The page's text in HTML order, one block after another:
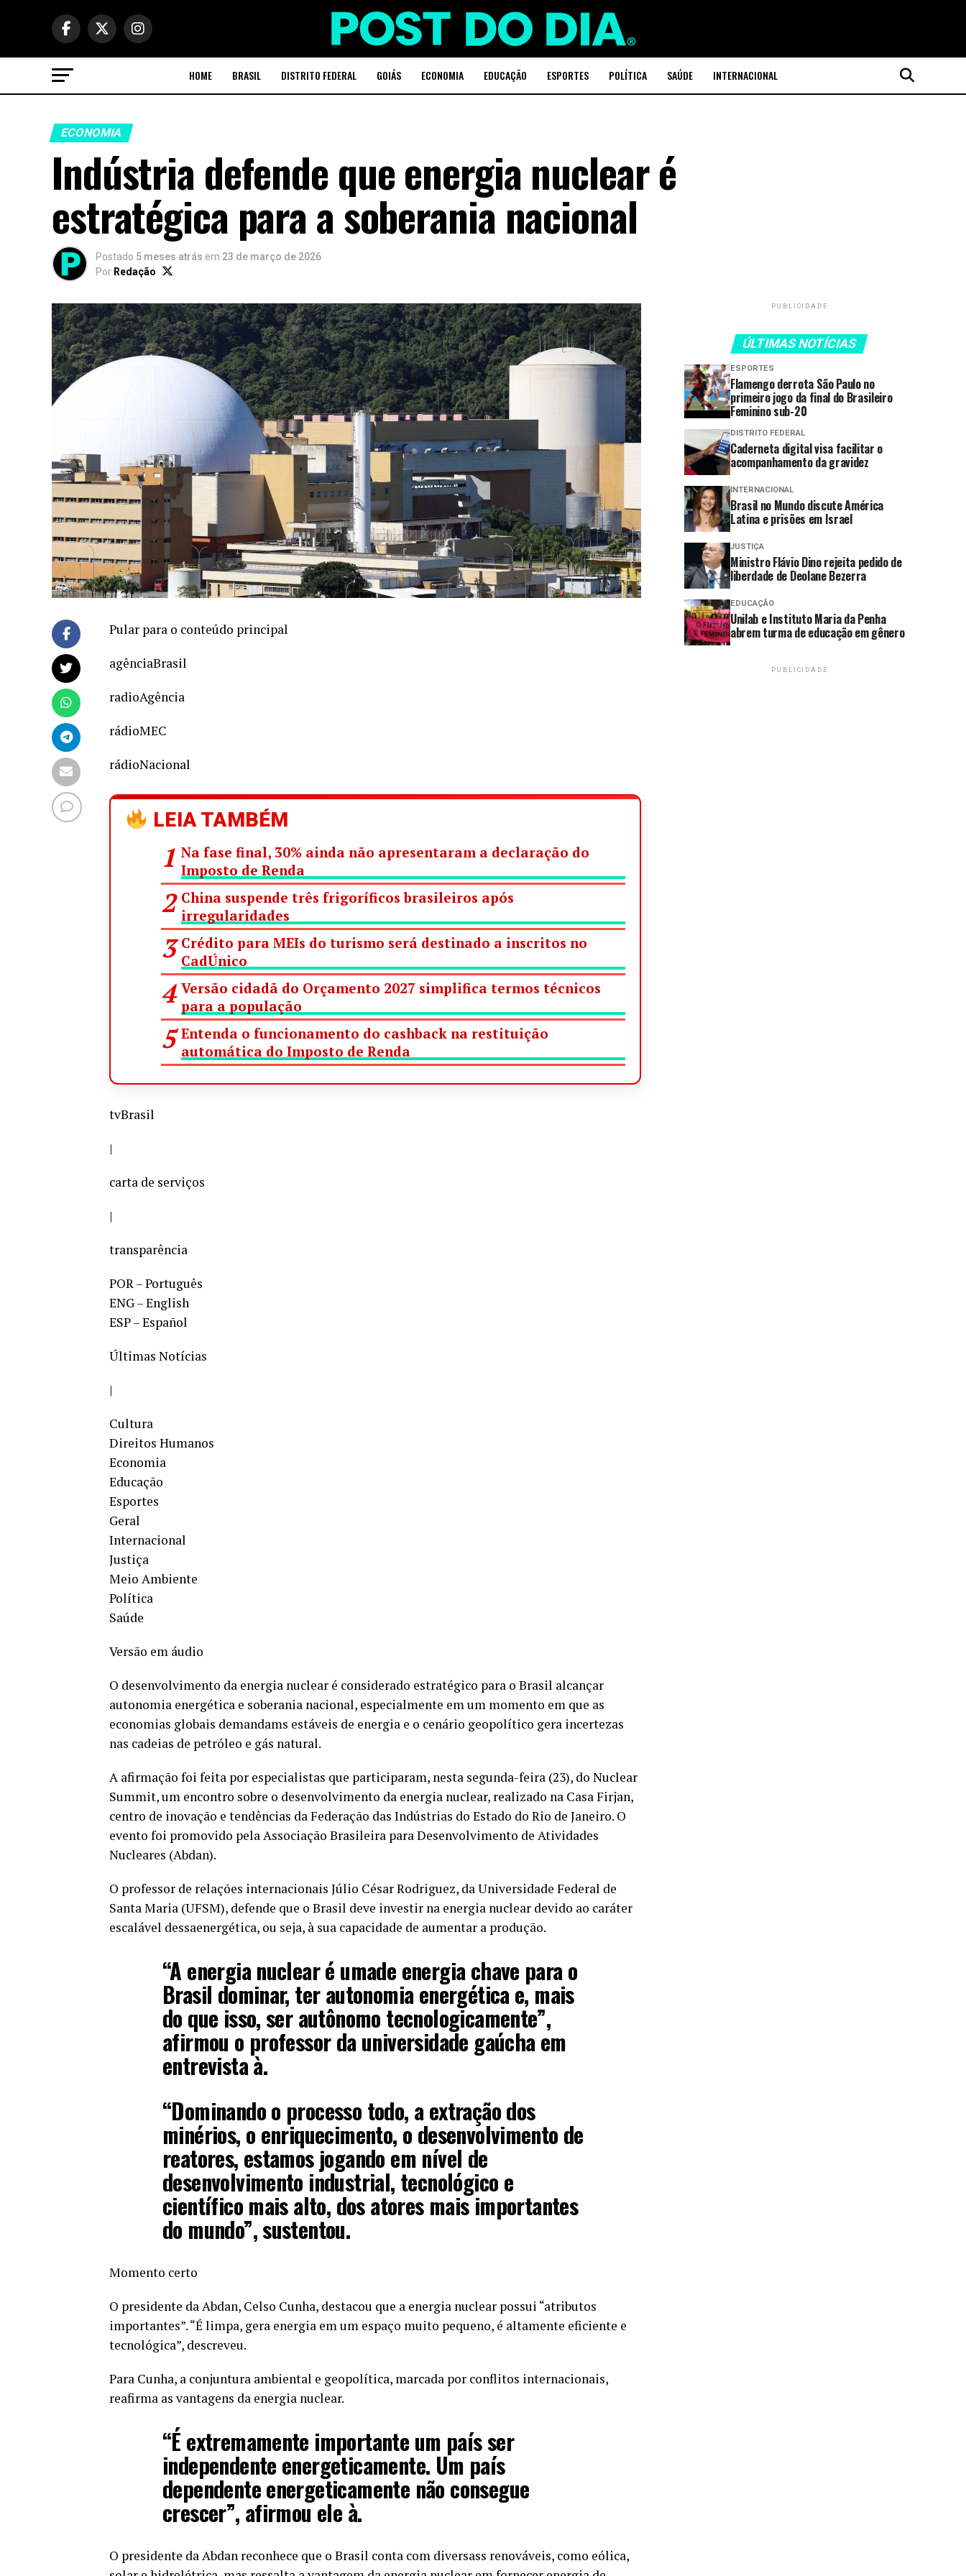
HOME BRASIL DISTRITO FEDERAL GOIÁS ECONOMIA EDUCAÇÃO ESPORTES POLÍTICA SAÚDE INTERNACIONAL
ECONOMIA
Indústria defende que energia nuclear é
estratégica para a soberania nacional
Postado 5 meses atrás em 23 de março de 2026
Por Redação
Pular para o conteúdo principal
agênciaBrasil
radioAgência
rádioMEC
rádioNacional
LEIA TAMBÉM
Na fase final, 30% ainda não apresentaram a declaração do
Imposto de Renda
China suspende três frigoríficos brasileiros após
irregularidades
Crédito para MEIs do turismo será destinado a inscritos no
CadÚnico
Versão cidadã do Orçamento 2027 simplifica termos técnicos
para a população
Entenda o funcionamento do cashback na restituição
automática do Imposto de Renda
tvBrasil
|
carta de serviços
|
transparência
POR – Português
ENG – English
ESP – Español
Últimas Notícias
|
Cultura
Direitos Humanos
Economia
Educação
Esportes
Geral
Internacional
Justiça
Meio Ambiente
Política
Saúde
Versão em áudio
O desenvolvimento da energia nuclear é considerado estratégico para o Brasil alcançar
autonomia energética e soberania nacional, especialmente em um momento em que as
economias globais demandams estáveis de energia e o cenário geopolítico gera incertezas
nas cadeias de petróleo e gás natural.
A afirmação foi feita por especialistas que participaram, nesta segunda-feira (23), do Nuclear
Summit, um encontro sobre o desenvolvimento da energia nuclear, realizado na Casa Firjan,
centro de inovação e tendências da Federação das Indústrias do Estado do Rio de Janeiro. O
evento foi promovido pela Associação Brasileira para Desenvolvimento de Atividades
Nucleares (Abdan).
O professor de relações internacionais Júlio César Rodriguez, da Universidade Federal de
Santa Maria (UFSM), defende que o Brasil deve investir na energia nuclear devido ao caráter
escalável dessaenergética, ou seja, à sua capacidade de aumentar a produção.
“A energia nuclear é umade energia chave para o
Brasil dominar, ter autonomia energética e, mais
do que isso, ser autônomo tecnologicamente”,
afirmou o professor da universidade gaúcha em
entrevista à.
“Dominando o processo todo, a extração dos
minérios, o enriquecimento, o desenvolvimento de
reatores, estamos jogando em nível de
desenvolvimento industrial, tecnológico e
científico mais alto, dos atores mais importantes
do mundo”, sustentou.
Momento certo
O presidente da Abdan, Celso Cunha, destacou que a energia nuclear possui “atributos
importantes”. “É limpa, gera energia em um espaço muito pequeno, é altamente eficiente e
tecnológica”, descreveu.
Para Cunha, a conjuntura ambiental e geopolítica, marcada por conflitos internacionais,
reafirma as vantagens da energia nuclear.
“É extremamente importante um país ser
independente energeticamente. Um país
dependente energeticamente não consegue
crescer”, afirmou ele à.
O presidente da Abdan reconhece que o Brasil conta com diversass renováveis, como eólica,
PUBLICIDADE
ÚLTIMAS NOTÍCIAS
ESPORTES
Flamengo derrota São Paulo no
primeiro jogo da final do Brasileiro
Feminino sub-20
DISTRITO FEDERAL
Caderneta digital visa facilitar o
acompanhamento da gravidez
INTERNACIONAL
Brasil no Mundo discute América
Latina e prisões em Israel
JUSTIÇA
Ministro Flávio Dino rejeita pedido de
liberdade de Deolane Bezerra
EDUCAÇÃO
Unilab e Instituto Maria da Penha
abrem turma de educação em gênero
PUBLICIDADE